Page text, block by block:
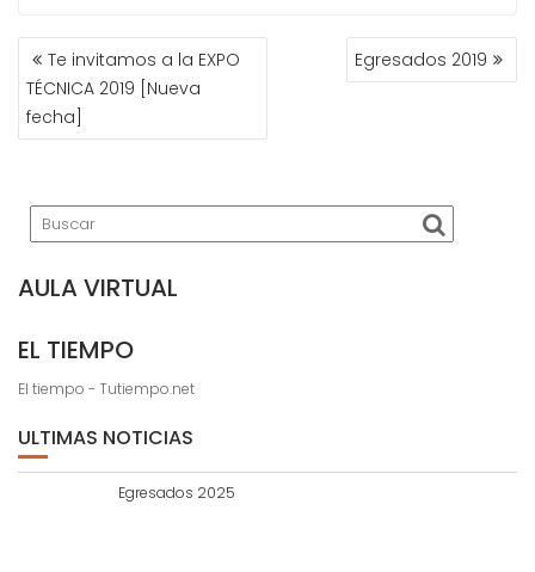
NAVEGACIÓN
DE
ENTRADAS
Te invitamos a la EXPO
TÉCNICA 2019 [Nueva
fecha]
Egresados 2019
AULA VIRTUAL
EL TIEMPO
El tiempo - Tutiempo.net
ULTIMAS NOTICIAS
Egresados 2025